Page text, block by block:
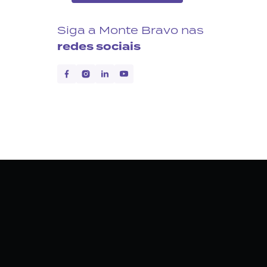
Siga a Monte Bravo nas
redes sociais